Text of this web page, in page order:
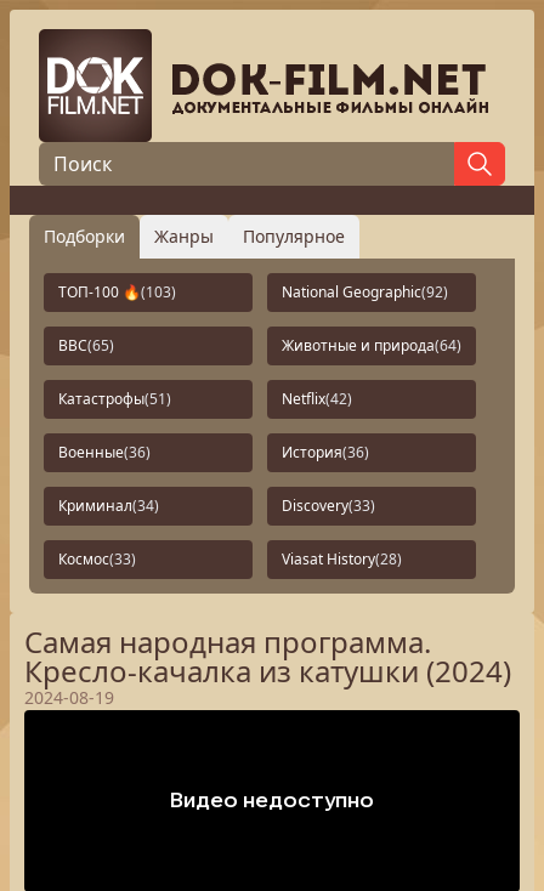
Подборки Жанры Популярное
ТОП-100 🔥(103) National Geographic(92)
BBC(65) Животные и природа(64)
Катастрофы(51) Netflix(42)
Военные(36) История(36)
Криминал(34) Discovery(33)
Космос(33) Viasat History(28)
Самая народная программа.
Кресло-качалка из катушки (2024)
2024-08-19